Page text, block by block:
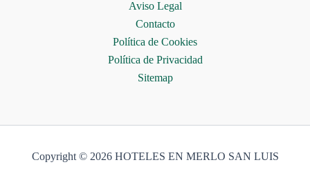
Aviso Legal
Contacto
Política de Cookies
Política de Privacidad
Sitemap
Copyright © 2026 HOTELES EN MERLO SAN LUIS